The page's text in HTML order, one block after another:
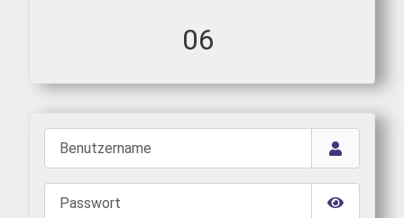
06
Benutzername
Passwort